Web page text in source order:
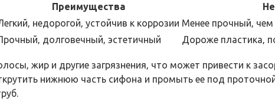
Преимущества
недорогой‚ устойчив к коррозии Менее прочный‚
долговечный‚ эстетичный Дороже пластика‚
жир и другие загрязнения‚ что может привести к
нижнюю часть сифона и промыть ее под